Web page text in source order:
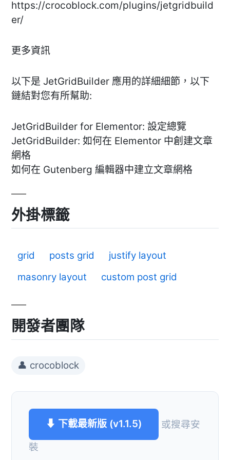
https://crocoblock.com/plugins/jetgridbuild
er/
更多資訊
以下是 JetGridBuilder 應用的詳細細節，以下
鏈結對您有所幫助:
JetGridBuilder for Elementor: 設定總覽
JetGridBuilder: 如何在 Elementor 中創建文章
網格
如何在 Gutenberg 編輯器中建立文章網格
外掛標籤
grid posts grid
justify layout
masonry layout
custom post grid
開發者團隊
👤 crocoblock
⬇ 下載最新版 (v1.1.5)
或搜尋安
裝